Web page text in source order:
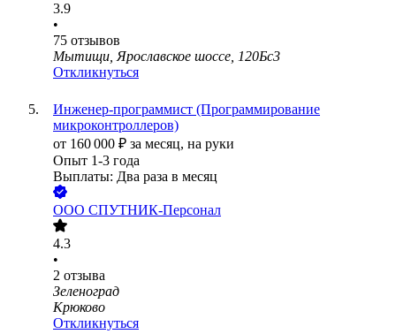
3.9
•
75 отзывов
Мытищи, Ярославское шоссе, 120Бс3
Откликнуться
Инженер-программист (Программирование
микроконтроллеров)
от 160 000 ₽ за месяц, на руки
Опыт 1-3 года
Выплаты: Два раза в месяц
ООО СПУТНИК-Персонал
4.3
•
2 отзыва
Зеленоград
Крюково
Откликнуться